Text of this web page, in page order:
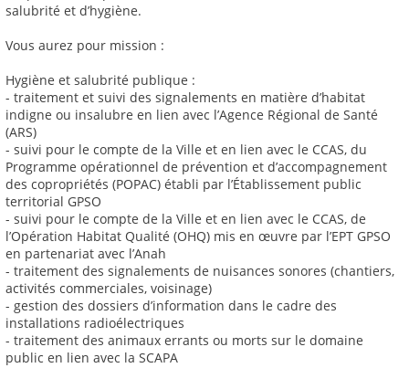
salubrité et d’hygiène.
Vous aurez pour mission :
Hygiène et salubrité publique :
- traitement et suivi des signalements en matière d’habitat
indigne ou insalubre en lien avec l’Agence Régional de Santé
(ARS)
- suivi pour le compte de la Ville et en lien avec le CCAS, du
Programme opérationnel de prévention et d’accompagnement
des copropriétés (POPAC) établi par l’Établissement public
territorial GPSO
- suivi pour le compte de la Ville et en lien avec le CCAS, de
l’Opération Habitat Qualité (OHQ) mis en œuvre par l’EPT GPSO
en partenariat avec l’Anah
- traitement des signalements de nuisances sonores (chantiers,
activités commerciales, voisinage)
- gestion des dossiers d’information dans le cadre des
installations radioélectriques
- traitement des animaux errants ou morts sur le domaine
public en lien avec la SCAPA